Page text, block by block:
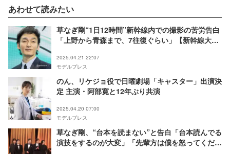
あわせて読みたい
草なぎ剛“1日12時間”新幹線内での撮影の苦労告白
「上野から青森まで、7往復ぐらい」【新幹線大爆
2025.04.21 22:07
モデルプレス
のん、リケジョ役で日曜劇場「キャスター」出演決
定 主演・阿部寛と12年ぶり共演
2025.04.20 07:00
モデルプレス
草なぎ剛、“台本を読まない”と告白「台本読んでる
演技をするのが大変」「先輩方は僕を怒ってくださ